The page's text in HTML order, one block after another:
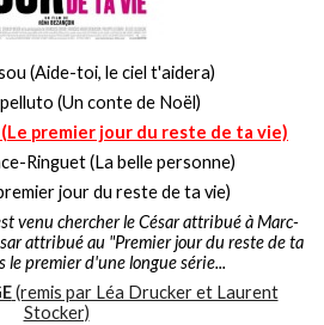
(Aide-toi, le ciel t'aidera)
(Un conte de Noël)
premier jour du reste de ta vie)
Ringuet (La belle personne)
jour du reste de ta vie)
venu chercher le César attribué à Marc-
attribué au "Premier jour du reste de ta
le premier d'une longue série...
(remis par Léa Drucker et Laurent
Stocker)